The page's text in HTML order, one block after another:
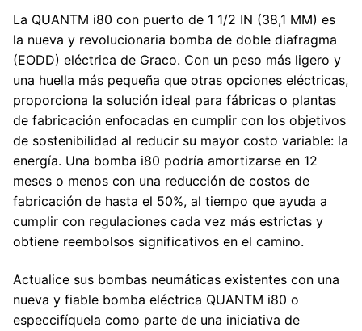
La QUANTM i80 con puerto de 1 1/2 IN (38,1 MM) es
la nueva y revolucionaria bomba de doble diafragma
(EODD) eléctrica de Graco. Con un peso más ligero y
una huella más pequeña que otras opciones eléctricas,
proporciona la solución ideal para fábricas o plantas
de fabricación enfocadas en cumplir con los objetivos
de sostenibilidad al reducir su mayor costo variable: la
energía. Una bomba i80 podría amortizarse en 12
meses o menos con una reducción de costos de
fabricación de hasta el 50%, al tiempo que ayuda a
cumplir con regulaciones cada vez más estrictas y
obtiene reembolsos significativos en el camino.
Actualice sus bombas neumáticas existentes con una
nueva y fiable bomba eléctrica QUANTM i80 o
especcifíquela como parte de una iniciativa de